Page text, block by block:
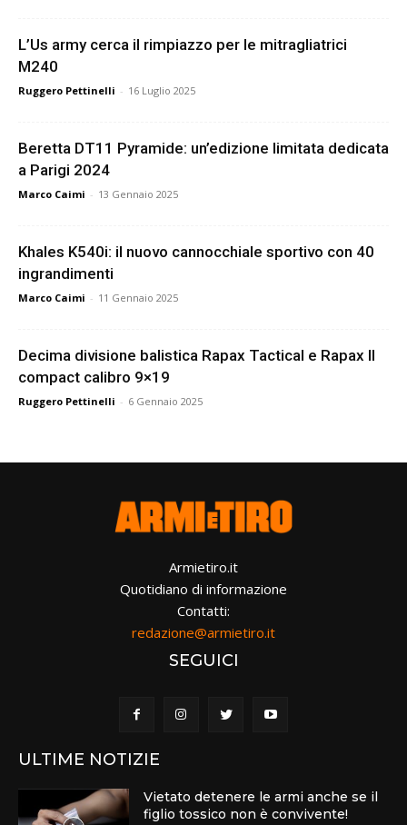
L’Us army cerca il rimpiazzo per le mitragliatrici
M240
Ruggero Pettinelli - 16 Luglio 2025
Beretta DT11 Pyramide: un’edizione limitata dedicata
a Parigi 2024
Marco Caimi - 13 Gennaio 2025
Khales K540i: il nuovo cannocchiale sportivo con 40
ingrandimenti
Marco Caimi - 11 Gennaio 2025
Decima divisione balistica Rapax Tactical e Rapax II
compact calibro 9×19
Ruggero Pettinelli - 6 Gennaio 2025
Armietiro.it
Quotidiano di informazione
Contatti:
redazione@armietiro.it
SEGUICI
ULTIME NOTIZIE
Vietato detenere le armi anche se il
figlio tossico non è convivente!